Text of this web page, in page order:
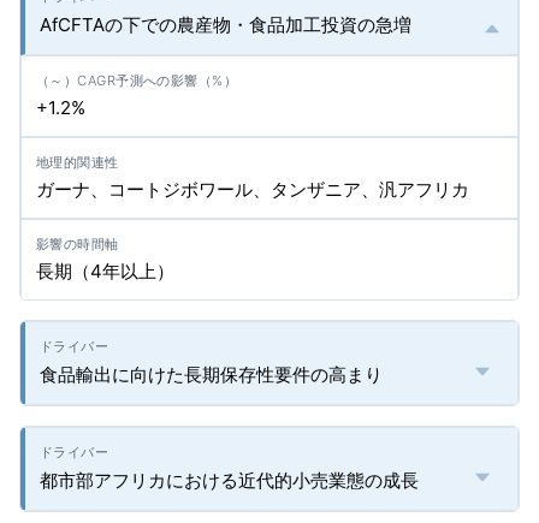
AfCFTAの下での農産物・食品加工投資の急増
+1.2%
ガーナ、コートジボワール、タンザニア、汎アフリカ
長期（4年以上）
食品輸出に向けた長期保存性要件の高まり
都市部アフリカにおける近代的小売業態の成長